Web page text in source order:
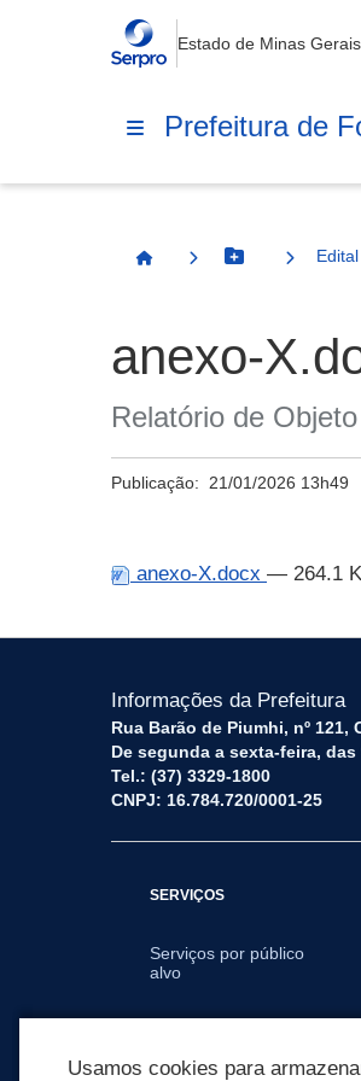
Estado de Minas Gerais
Prefeitura de
Página InicialBotão Menu
anexo-
Relatório de
Publicação: 21/01/2026 13h49
anexo-X.docx — 264.1
Informações da Prefeitura
Rua Barão de Piumhi, nº 121,
De segunda a sexta-feira, das
Tel.: (37) 3329-1800
CNPJ: 16.784.720/0001-25
SERVIÇOS
Serviços por público
alvo
Usamos cookies para